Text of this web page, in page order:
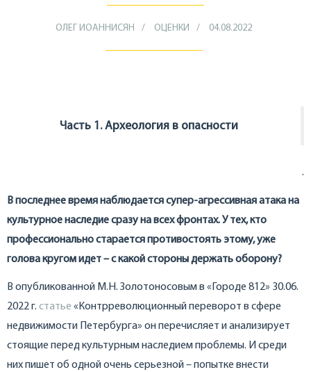
ОЛЕГ ИОАННИСЯН ОЦЕНКИ 04.08.2022
Часть 1. Археология в опасности
.
В последнее время наблюдается супер-агрессивная атака на
культурное наследие сразу на всех фронтах. У тех, кто
профессионально старается противостоять этому, уже
голова кругом идет – с какой стороны держать оборону?
В опубликованной М.Н. Золотоносовым в «Городе 812» 30.06.
2022 г. статье «Контрреволюционный переворот в сфере
недвижимости Петербурга» он перечисляет и анализирует
стоящие перед культурным наследием проблемы. И среди
них пишет об одной очень серьезной – попытке внести